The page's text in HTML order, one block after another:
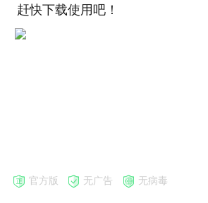
赶快下载使用吧！
官方版 无广告 无病毒